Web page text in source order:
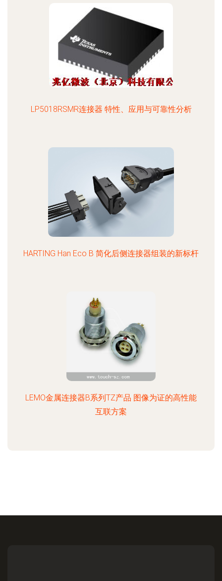
LP5018RSMR连接器 特性、应用与可靠性分析
HARTING Han Eco B 简化后侧连接器组装的新标杆
LEMO金属连接器B系列TZ产品 图像为证的高性能
互联方案